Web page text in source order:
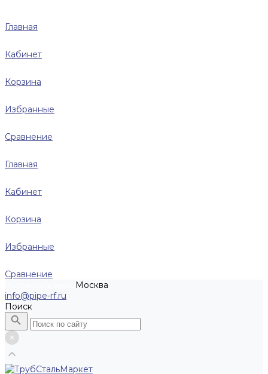
Главная
Кабинет
Корзина
Избранные
Сравнение
Главная
Кабинет
Корзина
Избранные
Сравнение
Москва
info@pipe-rf.ru
Поиск